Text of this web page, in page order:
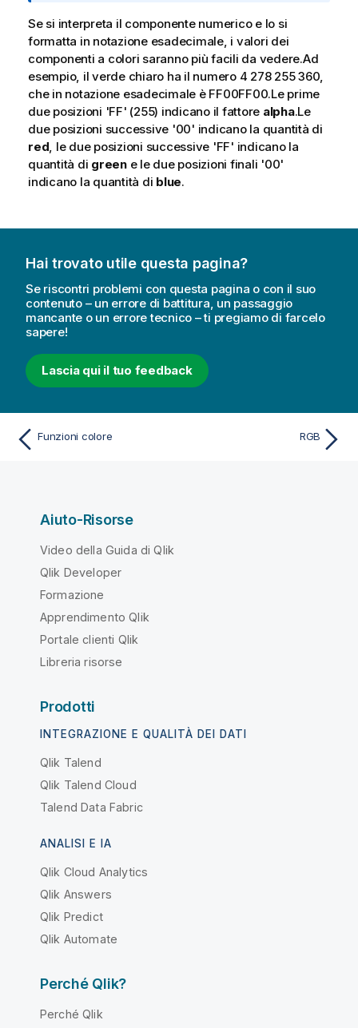
i
n
f
o
r
m
a
t
i
c
Se si interpreta il componente numerico e lo si
formatta in notazione esadecimale, i valori dei
componenti a colori saranno più facili da vedere.Ad
esempio, il verde chiaro ha il numero 4 278 255 360,
che in notazione esadecimale è FF00FF00.Le prime
due posizioni 'FF' (255) indicano il fattore alpha.Le
due posizioni successive '00' indicano la quantità di
red , le due posizioni successive 'FF' indicano la
quantità di greene le due posizioni finali '00'
indicano la quantità di blue.
Hai trovato utile questa pagina?
Se riscontri problemi con questa pagina o con il suo
contenuto – un errore di battitura, un passaggio
mancante o un errore tecnico – ti pregiamo di farcelo
sapere!
Lascia qui il tuo feedback
Funzioni colore RGB
Aiuto-Risorse
Video della Guida di Qlik
Qlik Developer
Formazione
Apprendimento Qlik
Portale clienti Qlik
Libreria risorse
Prodotti
INTEGRAZIONE E QUALITÀ DEI DATI
Qlik Talend
Qlik Talend Cloud
Talend Data Fabric
ANALISI E IA
Qlik Cloud Analytics
Qlik Answers
Qlik Predict
Qlik Automate
Perché Qlik?
Perché Qlik